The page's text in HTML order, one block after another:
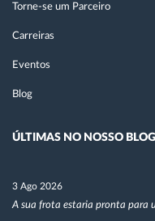
Torne-se um Parceiro
Carreiras
Eventos
Blog
ÚLTIMAS NO NOSSO BLOG
3 Ago 2026
A sua frota estaria pronta para